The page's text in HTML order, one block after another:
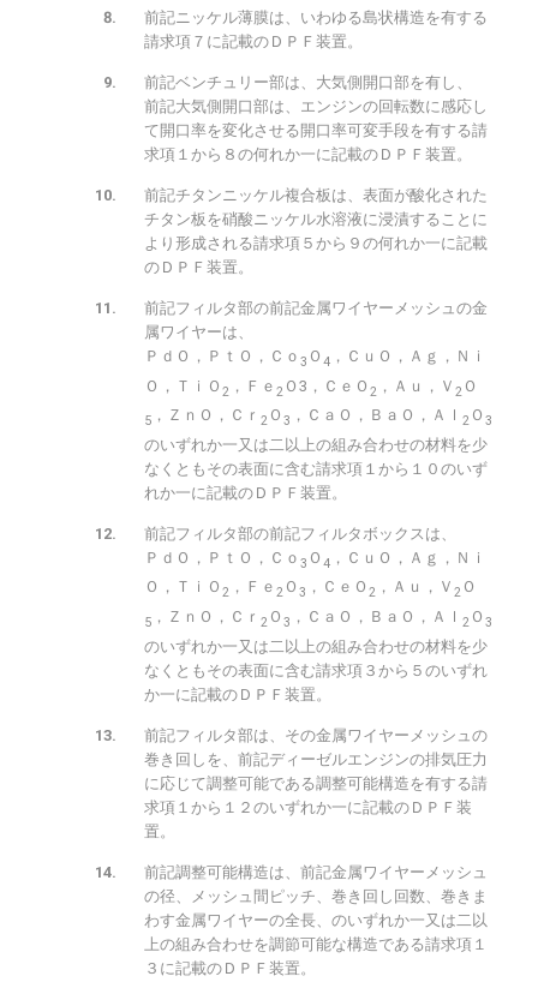
前記ニッケル薄膜は、いわゆる島状構造を有する
請求項７に記載のＤＰＦ装置。
前記ベンチュリー部は、大気側開口部を有し、
前記大気側開口部は、エンジンの回転数に感応し
て開口率を変化させる開口率可変手段を有する請
求項１から８の何れか一に記載のＤＰＦ装置。
前記チタンニッケル複合板は、表面が酸化された
チタン板を硝酸ニッケル水溶液に浸漬することに
より形成される請求項５から９の何れか一に記載
のＤＰＦ装置。
前記フィルタ部の前記金属ワイヤーメッシュの金
属ワイヤーは、
ＰｄＯ，ＰｔＯ，Ｃｏ 3 Ｏ 4 ，ＣｕＯ，Ａｇ，Ｎｉ
Ｏ，ＴｉＯ 2 ，Ｆｅ 2 Ｏ3，ＣｅＯ 2 ，Ａｕ，Ｖ 2 Ｏ
5 ，ＺｎＯ，Ｃｒ 2 Ｏ 3 ，ＣａＯ，ＢａＯ，Ａｌ 2 Ｏ 3
のいずれか一又は二以上の組み合わせの材料を少
なくともその表面に含む請求項１から１０のいず
れか一に記載のＤＰＦ装置。
前記フィルタ部の前記フィルタボックスは、
ＰｄＯ，ＰｔＯ，Ｃｏ 3 Ｏ 4 ，ＣｕＯ，Ａｇ，Ｎｉ
Ｏ，ＴｉＯ 2 ，Ｆｅ 2 Ｏ 3 ，ＣｅＯ 2 ，Ａｕ，Ｖ 2 Ｏ
5 ，ＺｎＯ，Ｃｒ 2 Ｏ 3 ，ＣａＯ，ＢａＯ，Ａｌ 2 Ｏ 3
のいずれか一又は二以上の組み合わせの材料を少
なくともその表面に含む請求項３から５のいずれ
か一に記載のＤＰＦ装置。
前記フィルタ部は、その金属ワイヤーメッシュの
巻き回しを、前記ディーゼルエンジンの排気圧力
に応じて調整可能である調整可能構造を有する請
求項１から１２のいずれか一に記載のＤＰＦ装
置。
前記調整可能構造は、前記金属ワイヤーメッシュ
の径、メッシュ間ピッチ、巻き回し回数、巻きま
わす金属ワイヤーの全長、のいずれか一又は二以
上の組み合わせを調節可能な構造である請求項１
３に記載のＤＰＦ装置。